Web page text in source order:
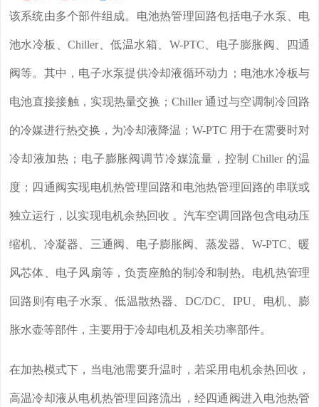
该系统由多个部件组成。电池热管理回路包括电子水泵、电
池水冷板、Chiller、低温水箱、W-PTC、电子膨胀阀、四通
阀等。其中，电子水泵提供冷却液循环动力；电池水冷板与
电池直接接触，实现热量交换；Chiller 通过与空调制冷回路
的冷媒进行热交换，为冷却液降温；W-PTC 用于在需要时对
冷却液加热；电子膨胀阀调节冷媒流量，控制 Chiller 的温
度；四通阀实现电机热管理回路和电池热管理回路的串联或
独立运行，以实现电机余热回收 。汽车空调回路包含电动压
缩机、冷凝器、三通阀、电子膨胀阀、蒸发器、W-PTC、暖
风芯体、电子风扇等，负责座舱的制冷和制热。电机热管理
回路则有电子水泵、低温散热器、DC/DC、IPU、电机、膨
胀水壶等部件，主要用于冷却电机及相关功率部件。
在加热模式下，当电池需要升温时，若采用电机余热回收，
高温冷却液从电机热管理回路流出，经四通阀进入电池热管